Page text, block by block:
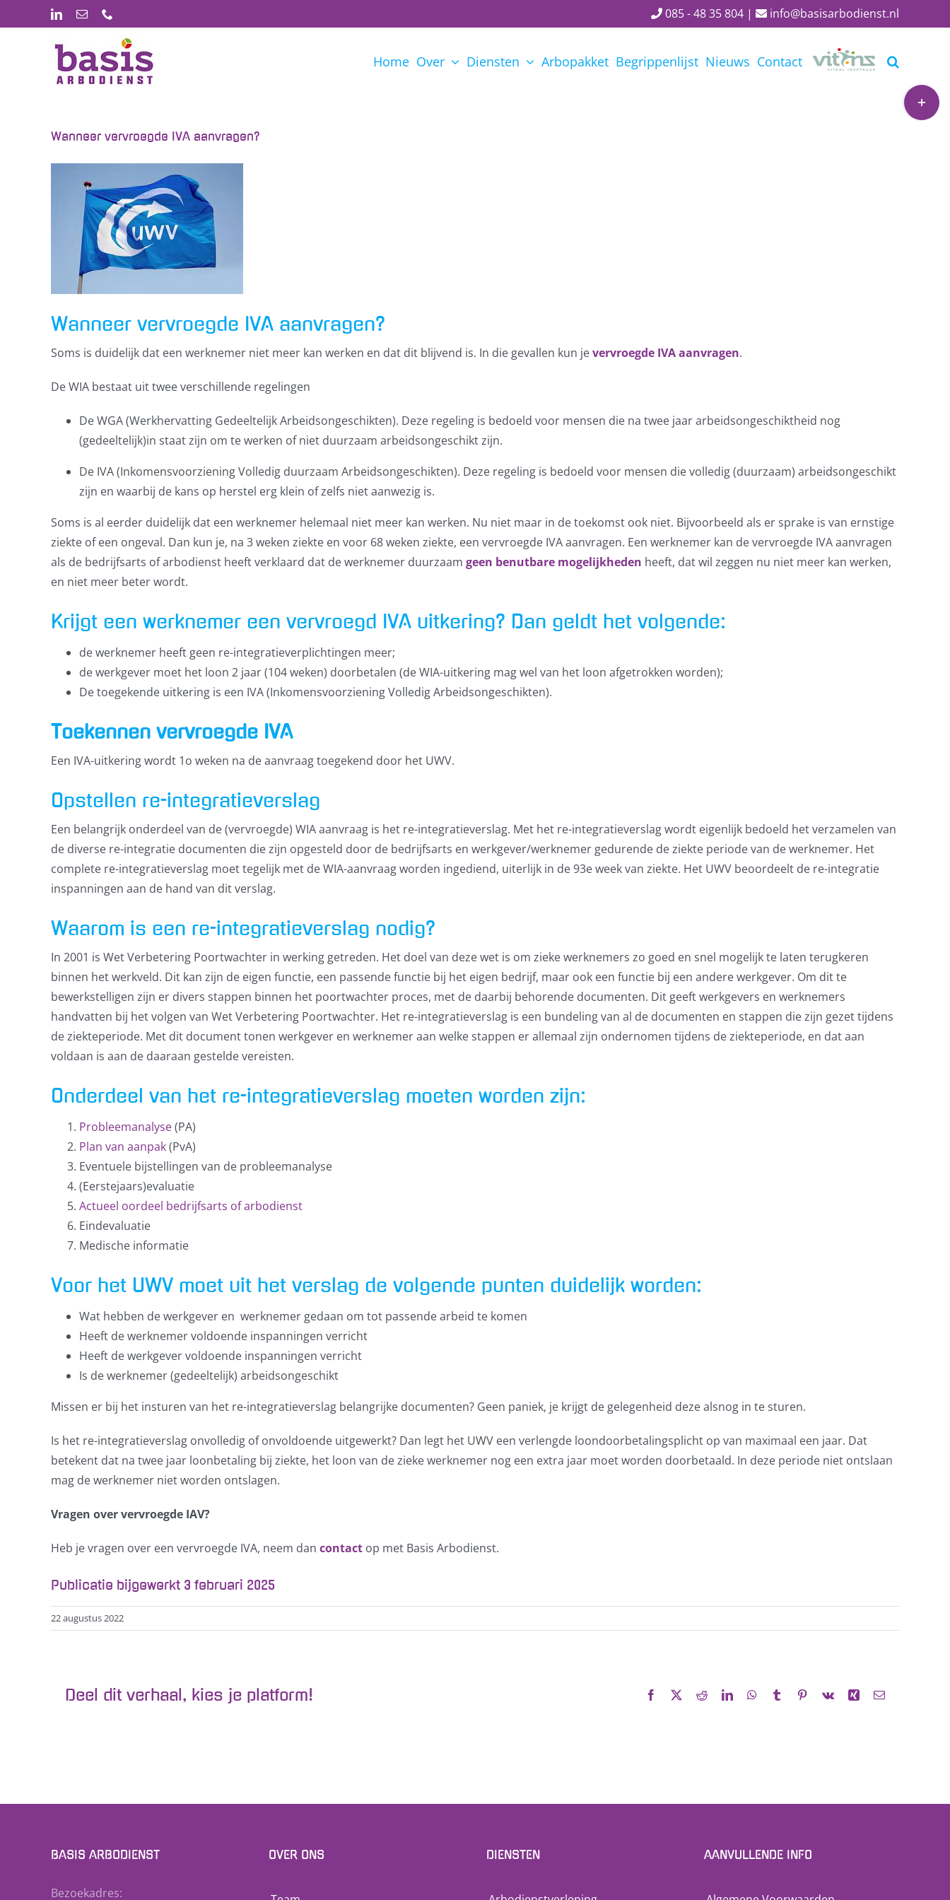
naar
LinkedIn
E-
085 - 48 35 804 | info@basisarbodienst.nl
Home Over Diensten Arbopakket Begrippenlijst Nieuws Contact
Wanneer vervroegde IVA aanvragen?
Wanneer vervroegde IVA aanvragen?
Soms is duidelijk dat een werknemer niet meer kan werken en dat dit blijvend is. In die gevallen kun jevervroegde IVA aanvragen.
De WIA bestaat uit twee verschillende regelingen
De WGA (Werkhervatting Gedeeltelijk Arbeidsongeschikten). Deze regeling is bedoeld voor mensen die na twee jaar arbeidsongeschiktheid nog
(gedeeltelijk)in staat zijn om te werken of niet duurzaam arbeidsongeschikt zijn.
De IVA (Inkomensvoorziening Volledig duurzaam Arbeidsongeschikten). Deze regeling is bedoeld voor mensen die volledig (duurzaam) arbeidsongeschikt
zijn en waarbij de kans op herstel erg klein of zelfs niet aanwezig is.
Soms is al eerder duidelijk dat een werknemer helemaal niet meer kan werken. Nu niet maar in de toekomst ook niet. Bijvoorbeeld als er sprake is van ernstige
ziekte of een ongeval. Dan kun je, na 3 weken ziekte en voor 68 weken ziekte, een vervroegde IVA aanvragen. Een werknemer kan de vervroegde IVA aanvragen
als de bedrijfsarts of arbodienst heeft verklaard dat de werknemer duurzaam geen benutbare mogelijkheden heeft, dat wil zeggen nu niet meer kan werken,
en niet meer beter wordt.
Krijgt een werknemer een vervroegd IVA uitkering? Dan geldt het volgende:
de werknemer heeft geen re-integratieverplichtingen meer;
de werkgever moet het loon 2 jaar (104 weken) doorbetalen (de WIA-uitkering mag wel van het loon afgetrokken worden);
De toegekende uitkering is een IVA (Inkomensvoorziening Volledig Arbeidsongeschikten).
Toekennen vervroegde IVA
Een IVA-uitkering wordt 1o weken na de aanvraag toegekend door het UWV.
Opstellen re-integratieverslag
Een belangrijk onderdeel van de (vervroegde) WIA aanvraag is het re-integratieverslag. Met het re-integratieverslag wordt eigenlijk bedoeld het verzamelen van
de diverse re-integratie documenten die zijn opgesteld door de bedrijfsarts en werkgever/werknemer gedurende de ziekte periode van de werknemer. Het
complete re-integratieverslag moet tegelijk met de WIA-aanvraag worden ingediend, uiterlijk in de 93e week van ziekte. Het UWV beoordeelt de re-integratie
inspanningen aan de hand van dit verslag.
Waarom is een re-integratieverslag nodig?
In 2001 is Wet Verbetering Poortwachter in werking getreden. Het doel van deze wet is om zieke werknemers zo goed en snel mogelijk te laten terugkeren
binnen het werkveld. Dit kan zijn de eigen functie, een passende functie bij het eigen bedrijf, maar ook een functie bij een andere werkgever. Om dit te
bewerkstelligen zijn er divers stappen binnen het poortwachter proces, met de daarbij behorende documenten. Dit geeft werkgevers en werknemers
handvatten bij het volgen van Wet Verbetering Poortwachter. Het re-integratieverslag is een bundeling van al de documenten en stappen die zijn gezet tijdens
de ziekteperiode. Met dit document tonen werkgever en werknemer aan welke stappen er allemaal zijn ondernomen tijdens de ziekteperiode, en dat aan
voldaan is aan de daaraan gestelde vereisten.
Onderdeel van het re-integratieverslag moeten worden zijn:
Probleemanalyse(PA)
Plan van aanpak(PvA)
Eventuele bijstellingen van de probleemanalyse
(Eerstejaars)evaluatie
Actueel oordeel bedrijfsarts of arbodienst
Eindevaluatie
Medische informatie
Voor het UWV moet uit het verslag de volgende punten duidelijk worden:
Wat hebben de werkgever en werknemer gedaan om tot passende arbeid te komen
Heeft de werknemer voldoende inspanningen verricht
Heeft de werkgever voldoende inspanningen verricht
Is de werknemer (gedeeltelijk) arbeidsongeschikt
Missen er bij het insturen van het re-integratieverslag belangrijke documenten? Geen paniek, je krijgt de gelegenheid deze alsnog in te sturen.
Is het re-integratieverslag onvolledig of onvoldoende uitgewerkt? Dan legt het UWV een verlengde loondoorbetalingsplicht op van maximaal een jaar. Dat
betekent dat na twee jaar loonbetaling bij ziekte, het loon van de zieke werknemer nog een extra jaar moet worden doorbetaald. In deze periode niet ontslaan
mag de werknemer niet worden ontslagen.
Vragen over vervroegde IAV?
Heb je vragen over een vervroegde IVA, neem dan contact op met Basis Arbodienst.
Publicatie bijgewerkt 3 februari 2025
22 augustus 2022
Deel dit verhaal, kies je platform! Facebook RedditLinkedInWhatsApp
Tumblr Pinterest
Vk Xing E-
BASIS ARBODIENST
Bezoekadres:
OVER ONS DIENSTEN AANVULLENDE INFO
Toggle
Sliding